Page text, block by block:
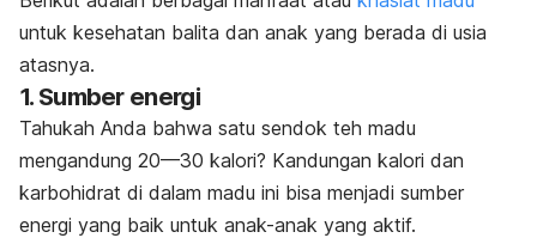
untuk kesehatan balita dan anak yang berada di usia
atasnya.
1. Sumber energi
Tahukah Anda bahwa satu sendok teh madu
mengandung 20—30 kalori? Kandungan kalori dan
karbohidrat di dalam madu ini bisa menjadi sumber
energi yang baik untuk anak-anak yang aktif.